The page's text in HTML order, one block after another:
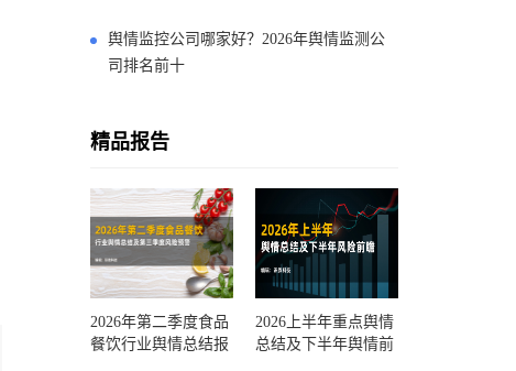
舆情监控公司哪家好？2026年舆情监测公
司排名前十
精品报告
2026年第二季度食品
餐饮行业舆情总结报
2026上半年重点舆情
总结及下半年舆情前